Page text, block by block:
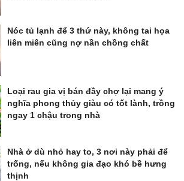
Nóc tủ lạnh để 3 thứ này, không tai họa
liên miên cũng nợ nần chồng chất
Loại rau gia vị bán đầy chợ lại mang ý
nghĩa phong thủy giàu có tốt lành, trồng
ngay 1 chậu trong nhà
Nhà ở dù nhỏ hay to, 3 nơi này phải để
trống, nếu không gia đạo khó bề hưng
thịnh